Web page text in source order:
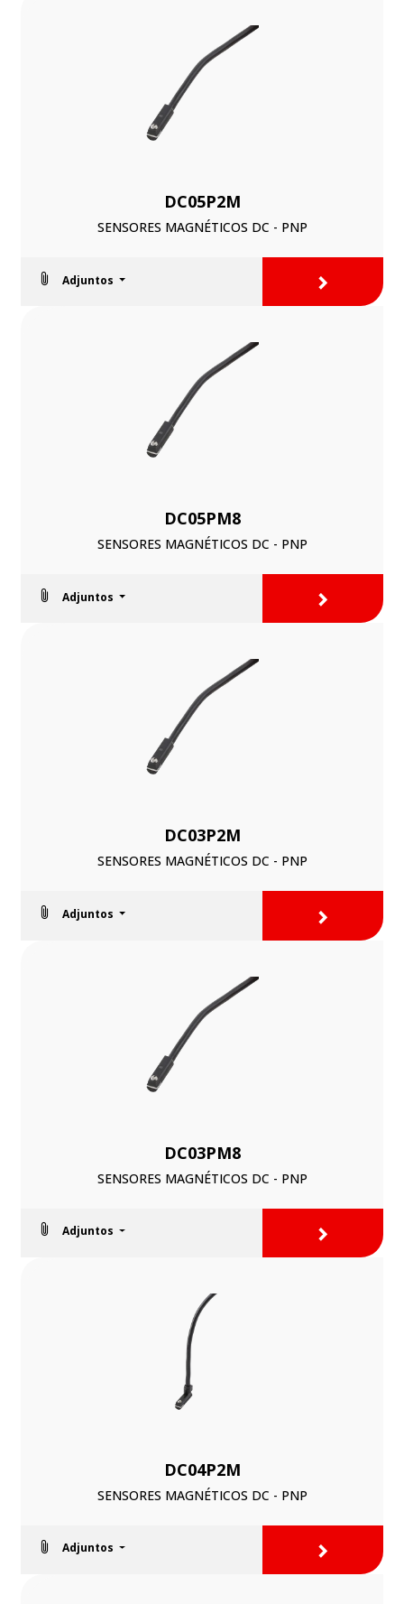
DC05P2M
SENSORES MAGNÉTICOS DC - PNP
Adjuntos >
DC05PM8
SENSORES MAGNÉTICOS DC - PNP
Adjuntos >
DC03P2M
SENSORES MAGNÉTICOS DC - PNP
Adjuntos >
DC03PM8
SENSORES MAGNÉTICOS DC - PNP
Adjuntos >
DC04P2M
SENSORES MAGNÉTICOS DC - PNP
Adjuntos >